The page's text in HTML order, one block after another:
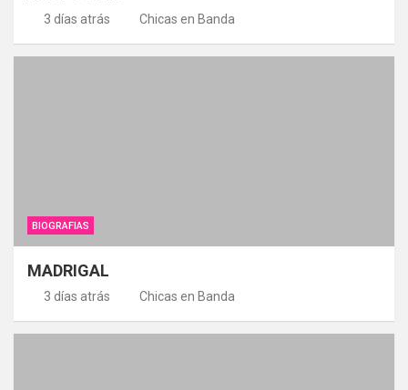
3 días atrás Chicas en Banda
BIOGRAFIAS
MADRIGAL
3 días atrás Chicas en Banda